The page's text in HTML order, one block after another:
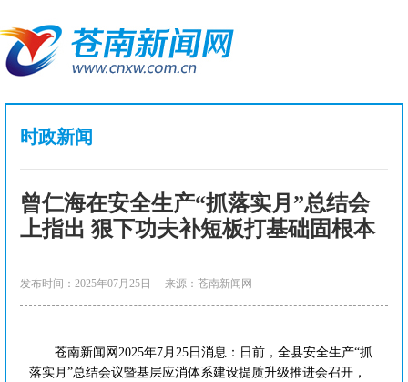
时政新闻
曾仁海在安全生产“抓落实月”总结会
上指出 狠下功夫补短板打基础固根本
发布时间：2025年07月25日 来源：苍南新闻网
苍南新闻网2025年7月25日消息：日前，全县安全生产“抓
落实月”总结会议暨基层应消体系建设提质升级推进会召开，